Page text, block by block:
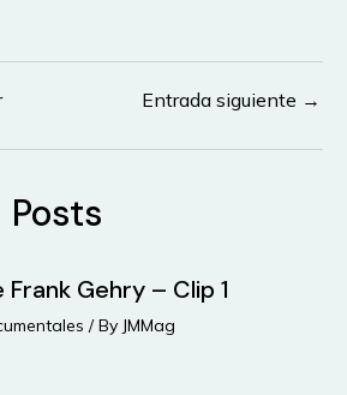
Entrada siguiente →
Posts
Gehry – Clip 1
/ By JMMag